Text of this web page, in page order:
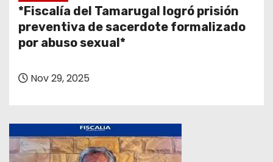
*Fiscalía del Tamarugal logró prisión
preventiva de sacerdote formalizado
por abuso sexual*
Nov 29, 2025